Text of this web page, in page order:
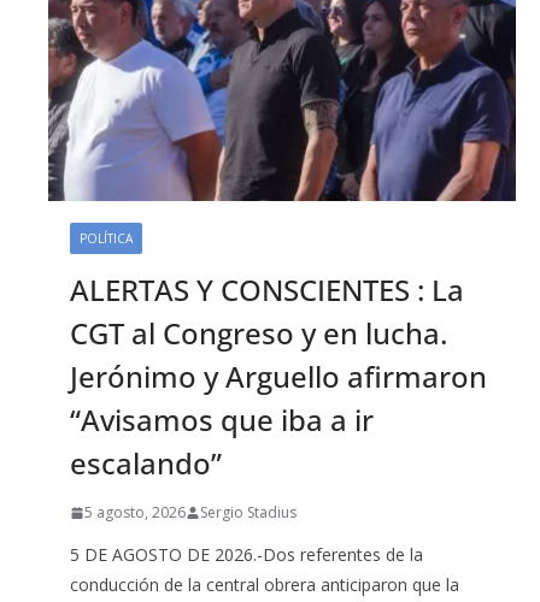
POLÍTICA
ALERTAS Y CONSCIENTES : La
CGT al Congreso y en lucha.
Jerónimo y Arguello afirmaron
“Avisamos que iba a ir
escalando”
5 agosto, 2026 Sergio Stadius
5 DE AGOSTO DE 2026.-Dos referentes de la
conducción de la central obrera anticiparon que la